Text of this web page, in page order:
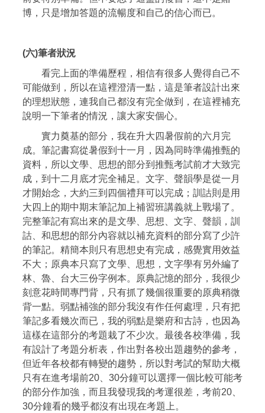
博，只是增加答題的流暢度和自己的信心而已。
(六)筆者狀況
看完上面的準備歷程，相信有很多人覺得自己不
可能做到，所以在這裡澄清一點，這是筆者設計出來
的理想狀態，連我自己都沒有完全做到，在這裡補充
說明一下筆者的情況，讓大家安個心。
實力奠基的部分，我在升大四暑假前的六月完
成。筆記書寫從暑假到十一月，因為同時準備推甄的
資料，所以文學、思想的部分到推甄考試前才大致完
成，到十二月底才完全補足。文字、聲韻學是從一月
才開始念，大約三到四個禮拜可以完成；訓詁則是用
大四上的期中期末筆記加上補習班講義就上戰場了。
完整筆記有寫出來的是文學、思想、文字、聲韻，訓
詁、和思想的部分內容就以補充資料的部分寫了少許
的筆記。精簡本則只有思想史有完成，感覺實用效益
不大；原典本只寫了文學、思想，文字學有另外編了
林、魯、台大三份字例本。原典記憶的部分，我很少
刻意花時間專門背，只有抓了幾個很重要的原典稍微
背一點。弱點補強的部分我沒有作任何處理，只有把
筆記多看幾次而已，我的弱點是樂府和古詩，也因為
這樣在這部分的考題栽了不少次。最後各校準備，我
有設計了考題分析表，作出對各校出題趨勢的參考，
但近年各校都有轉變的趨勢，所以對考試的幫助大概
只有在進考場前20、30分鐘可以選擇一個比較可能考
的部分作加強，而且我發現我的考運很差，考前20、
30分鐘看的幾乎都沒有出現在考題上。